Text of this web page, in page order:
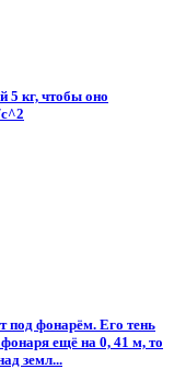
5 кг, чтобы оно
под фонарём. Его тень
ещё на 0, 41 м, то
земл...